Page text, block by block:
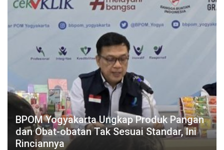
BPOM Yogyakarta Ungkap Produk Pangan
dan Obat-obatan Tak Sesuai Standar, Ini
Rinciannya